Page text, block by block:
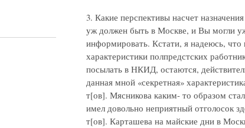
3. Какие перспективы насчет
уж должен быть в Москве, и Вы могли
информировать. Кстати, я надеюсь,
характеристики полпредстских
посылать в НКИД, остаются,
данная мной «секретная»
т[ов]. Мясникова каким- то образом
имел довольно неприятный отголосок
т[ов]. Карташева на майские дни в